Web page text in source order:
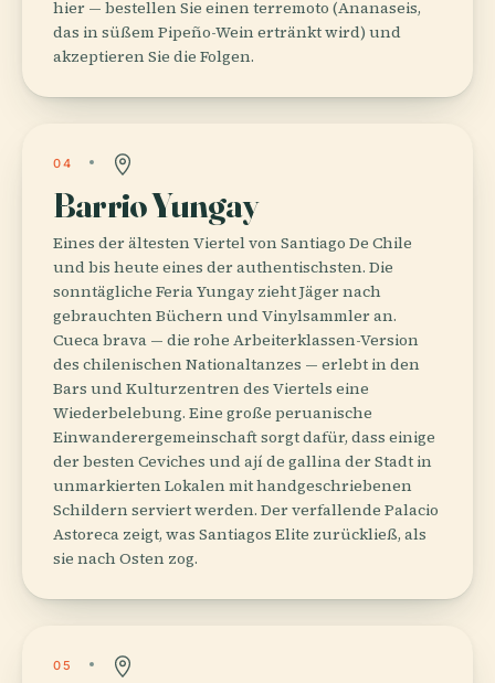
hier — bestellen Sie einen terremoto (Ananaseis,
das in süßem Pipeño-Wein ertränkt wird) und
akzeptieren Sie die Folgen.
04
Barrio Yungay
Eines der ältesten Viertel von Santiago De Chile
und bis heute eines der authentischsten. Die
sonntägliche Feria Yungay zieht Jäger nach
gebrauchten Büchern und Vinylsammler an.
Cueca brava — die rohe Arbeiterklassen-Version
des chilenischen Nationaltanzes — erlebt in den
Bars und Kulturzentren des Viertels eine
Wiederbelebung. Eine große peruanische
Einwanderergemeinschaft sorgt dafür, dass einige
der besten Ceviches und ají de gallina der Stadt in
unmarkierten Lokalen mit handgeschriebenen
Schildern serviert werden. Der verfallende Palacio
Astoreca zeigt, was Santiagos Elite zurückließ, als
sie nach Osten zog.
05